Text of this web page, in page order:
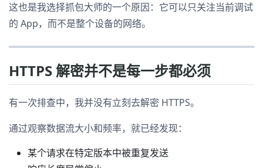
这也是我选择抓包大师的一个原因：它可以只关注当前调试
的 App，而不是整个设备的网络。
HTTPS 解密并不是每一步都必须
有一次排查中，我并没有立刻去解密 HTTPS。
通过观察数据流大小和频率，就已经发现：
某个请求在特定版本中被重复发送